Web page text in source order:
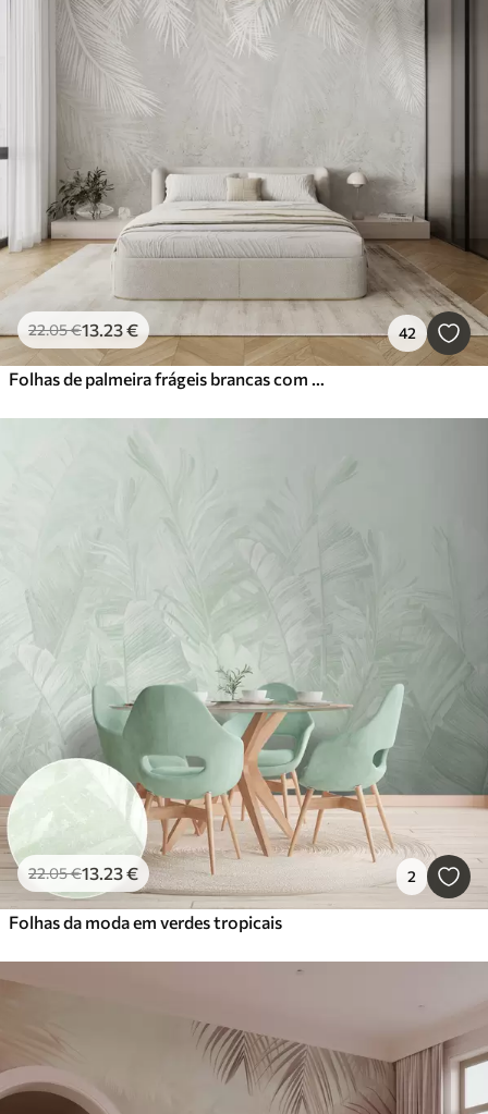
22.05€13.23€ 42
Folhas de palmeira frágeis brancas com textura grunge
22.05€13.23€ 2
Folhas da moda em verdes tropicais